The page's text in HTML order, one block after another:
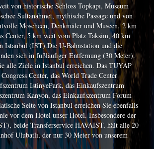
von historische Schloss Topkapı, Museum
Sultanahmet, mythische Passage und von
Moscheen, Denkmäler und Museen, 2 km
Center, 5 km weit vom Platz Taksim, 40 km
Istanbul (IST).Die U-Bahnstation und die
sich in fußläufiger Entfernung (30 Meter).
alle Ziele in Istanbul erreichen. Das TUYAP
Center, das World Trade Center
İstinyePark, das Einkaufszentrum
Kanyon, das Einkaufszentrum Forum
Seite von Istanbul erreichen Sie ebenfalls
vor dem Hotel unser Hotel. Insbesondere der
beide Transferservice HAVAIST, hält alle 20
Ulubatlı, der nur 30 Meter von unserem